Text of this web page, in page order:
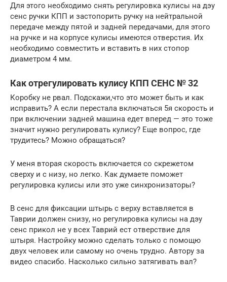
Для этого необходимо снять регулировка кулисы на дэу
сенс ручки КПП и застопорить ручку на нейтральной
передаче между пятой и задней передачами, для этого
на ручке и на корпусе кулисы имеются отверстия. Их
необходимо совместить и вставить в них стопор
диаметром 4 мм.
Как отрегулировать кулису КПП СЕНС № 32
Коробку не рвал. Подскажи,что это может быть и как
исправить? А если перестала включаться 5я скорость и
при включении задней машина едет вперед — это тоже
значит нужно регулировать кулису? Еще вопрос, где
трудитесь? Можно обращаться?
У меня вторая скорость включается со скрежетом
сверху и с низу, но легко. Как думаете поможет
регулировка кулисы или это уже синхронизаторы?
В сенс для фиксации штырь с верху вставляется в
Таврии должен снизу, но регулировка кулисы на дэу
сенс прикол не у всех Таврий ест отверствие для
штыря. Настройку можно сделать только с помощю
двух человек или самому но очень трудно. Автору за
видео спасибо. Насколько сильно затягивать вал?